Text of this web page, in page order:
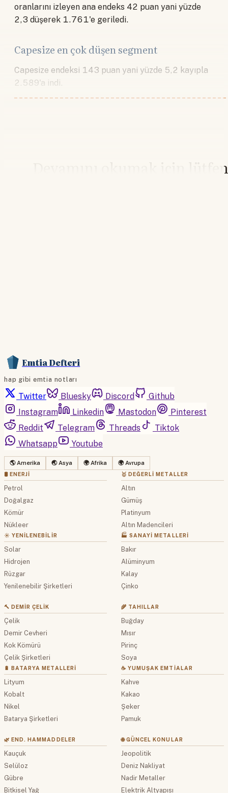
oranlarını izleyen ana endeks 42 puan yani yüzde
2,3 düşerek 1.761'e geriledi.
Capesize en çok düşen segment
Capesize endeksi 143 puan yani yüzde 5,2 kayıpla
2.589'a indi.
Devamını okumak için lütfen
Emtia Defteri
hap gibi emtia notları
Twitter Bluesky Discord
Github
Instagram
Linkedin Mastodon
Pinterest
Reddit
Telegram Threads
Tiktok
Whatsapp
Youtube
🌎 Amerika 🌏 Asya 🌍 Afrika 🌍 Avrupa
🛢 ENERJI
Petrol
Doğalgaz
Kömür
Nükleer
☀️ YENILENEBILIR
Solar
Hidrojen
Rüzgar
Yenilenebilir Şirketleri
🥇 DEĞERLI METALLER
Altın
Gümüş
Platinyum
Altın Madencileri
🏭 SANAYI METALLERI
Bakır
Alüminyum
Kalay
Çinko
🔨 DEMIR ÇELIK
Çelik
Demir Cevheri
Kok Kömürü
Çelik Şirketleri
🔋 BATARYA METALLERI
Lityum
Kobalt
Nikel
Batarya Şirketleri
🌾 TAHILLAR
Buğday
Mısır
Pirinç
Soya
☕ YUMUŞAK EMTIALAR
Kahve
Kakao
Şeker
Pamuk
🌿 END. HAMMADDELER
Kauçuk
Selüloz
Gübre
Bitkisel Yağ
🌐 GÜNCEL KONULAR
Jeopolitik
Deniz Nakliyat
Nadir Metaller
Elektrik Altyapısı